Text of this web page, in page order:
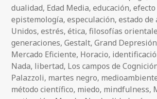
dualidad, Edad Media,educación,
epistemología,especulación,estado de
Unidos,estrés,ética,filosofías
generaciones,Gestalt,Grand Depresión
Mercado Eficiente, Horacio,
Nada, libertad, Los campos de
Palazzoli, martes negro,
método científico, miedo, mindfulness,